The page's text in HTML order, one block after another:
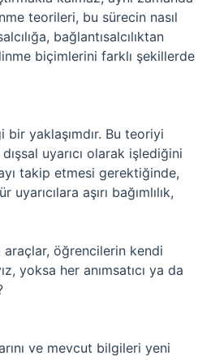
teorileri, bu sürecin nasıl
bağlantısalcılıktan
biçimlerini farklı şekillerde
bir yaklaşımdır. Bu teoriyi
uyarıcı olarak işlediğini
takip etmesi gerektiğinde,
aşırı bağımlılık,
öğrencilerin kendi
yoksa her anımsatıcı ya da
ve mevcut bilgileri yeni